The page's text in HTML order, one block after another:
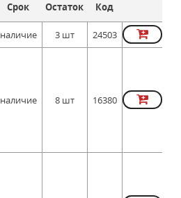
Срок Остаток Код
наличие 3 шт 24503
наличие 8 шт 16380